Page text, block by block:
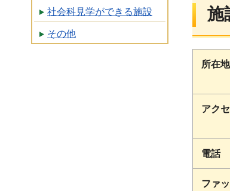
社会科見学ができる施設
その他
施
所在地
アク
電話
ファ